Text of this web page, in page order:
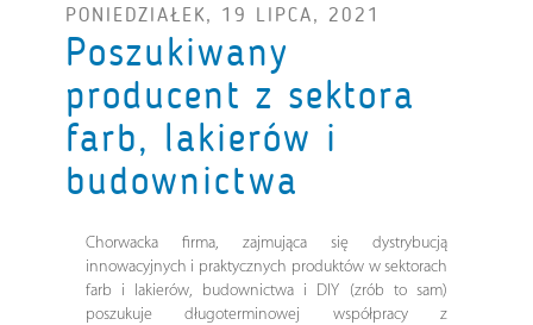
PONIEDZIAŁEK, 19 LIPCA, 2021
Poszukiwany
producent z sektora
farb, lakierów i
budownictwa
Chorwacka firma, zajmująca się dystrybucją
innowacyjnych i praktycznych produktów w sektorach
farb i lakierów, budownictwa i DIY (zrób to sam)
poszukuje długoterminowej współpracy z